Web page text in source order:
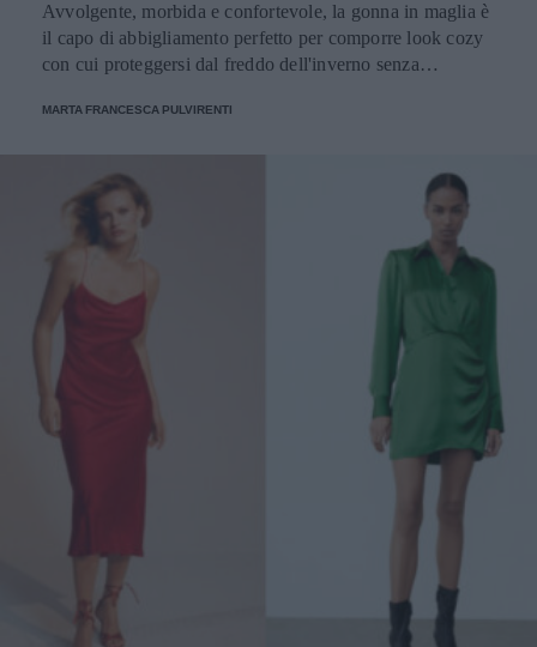
Avvolgente, morbida e confortevole, la gonna in maglia è
il capo di abbigliamento perfetto per comporre look cozy
con cui proteggersi dal freddo dell'inverno senza
MARTA FRANCESCA PULVIRENTI